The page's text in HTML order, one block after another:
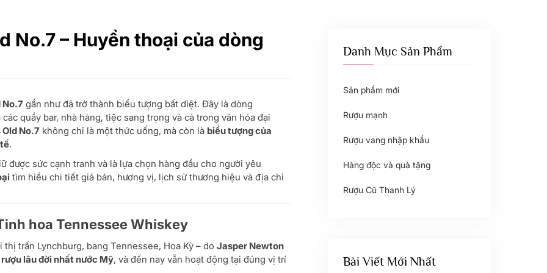
No.7 – Huyền thoại của dòng
No.7 gần như đã trở thành biểu tượng bất diệt. Đây là dòng
quầy bar, nhà hàng, tiệc sang trọng và cả trong văn hóa đại
No.7 không chỉ là một thức uống, mà còn là biểu tượng của
.
được sức cạnh tranh và là lựa chọn hàng đầu cho người yêu
tìm hiểu chi tiết giá bán, hương vị, lịch sử thương hiệu và địa chỉ
hoa Tennessee Whiskey
thị trấn Lynchburg, bang Tennessee, Hoa Kỳ – do Jasper Newton
lâu đời nhất nước Mỹ, và đến nay vẫn hoạt động tại đúng vị trí
Danh Mục Sản Phẩm
Sản phẩm mới
Rượu mạnh
Rượu vang nhập khẩu
Hàng độc và quà tặng
Rượu Cũ Thanh Lý
Bài Viết Mới Nhất